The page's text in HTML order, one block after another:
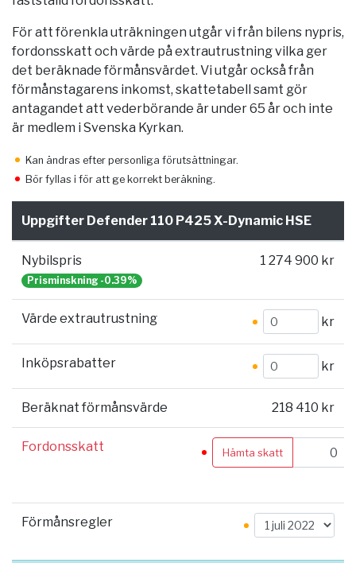
För att förenkla uträkningen utgår vi från bilens nypris,
fordonsskatt och värde på extrautrustning vilka ger
det beräknade förmånsvärdet. Vi utgår också från
förmånstagarens inkomst, skattetabell samt gör
antagandet att vederbörande är under 65 år och inte
är medlem i Svenska Kyrkan.
Kan ändras efter personliga förutsättningar.
Bör fyllas i för att ge korrekt beräkning.
Uppgifter Defender 110 P425 X-Dynamic HSE
Nybilspris
Prisminskning -0.39%
1 274 900 kr
Värde extrautrustning kr
Inköpsrabatter kr
Beräknat förmånsvärde 218 410 kr
Fordonsskatt Hämta skatt
Förmånsregler